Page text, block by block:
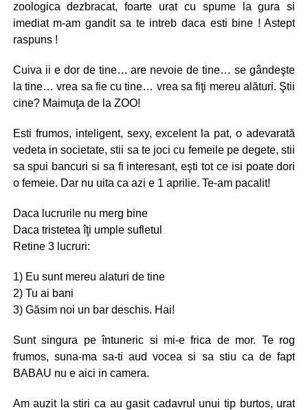
zoologica dezbracat, foarte urat cu spume la gura si
imediat m-am gandit sa te intreb daca esti bine ! Astept
raspuns !
Cuiva ii e dor de tine… are nevoie de tine… se gândeşte
la tine… vrea sa fie cu tine… vrea sa fiţi mereu alături. Ştii
cine? Maimuţa de la ZOO!
Esti frumos, inteligent, sexy, excelent la pat, o adevarată
vedeta in societate, stii sa te joci cu femeile pe degete, stii
sa spui bancuri si sa fi interesant, eşti tot ce isi poate dori
o femeie. Dar nu uita ca azi e 1 aprilie. Te-am pacalit!
Daca lucrurile nu merg bine
Daca tristetea îţi umple sufletul
Retine 3 lucruri:
1) Eu sunt mereu alaturi de tine
2) Tu ai bani
3) Găsim noi un bar deschis. Hai!
Sunt singura pe întuneric si mi-e frica de mor. Te rog
frumos, suna-ma sa-ti aud vocea si sa stiu ca de fapt
BABAU nu e aici in camera.
Am auzit la stiri ca au gasit cadavrul unui tip burtos, urat